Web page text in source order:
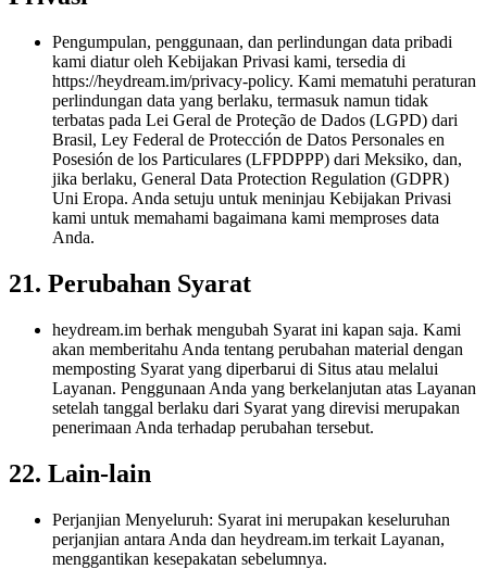
Pengumpulan, penggunaan, dan perlindungan data pribadi
kami diatur oleh Kebijakan Privasi kami, tersedia di
https://heydream.im/privacy-policy. Kami mematuhi peraturan
perlindungan data yang berlaku, termasuk namun tidak
terbatas pada Lei Geral de Proteção de Dados (LGPD) dari
Brasil, Ley Federal de Protección de Datos Personales en
Posesión de los Particulares (LFPDPPP) dari Meksiko, dan,
jika berlaku, General Data Protection Regulation (GDPR)
Uni Eropa. Anda setuju untuk meninjau Kebijakan Privasi
kami untuk memahami bagaimana kami memproses data
Anda.
21. Perubahan Syarat
heydream.im berhak mengubah Syarat ini kapan saja. Kami
akan memberitahu Anda tentang perubahan material dengan
memposting Syarat yang diperbarui di Situs atau melalui
Layanan. Penggunaan Anda yang berkelanjutan atas Layanan
setelah tanggal berlaku dari Syarat yang direvisi merupakan
penerimaan Anda terhadap perubahan tersebut.
22. Lain-lain
Perjanjian Menyeluruh: Syarat ini merupakan keseluruhan
perjanjian antara Anda dan heydream.im terkait Layanan,
menggantikan kesepakatan sebelumnya.